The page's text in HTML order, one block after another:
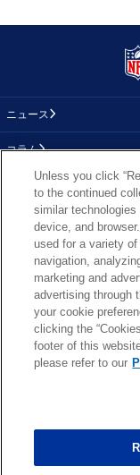
ニュース
コラム
More NFL
Unless you click
to the continued
similar
device, and
used for a variety
navigation,
marketing and
advertising through
your cookie
clicking the
footer of this
please refer to our